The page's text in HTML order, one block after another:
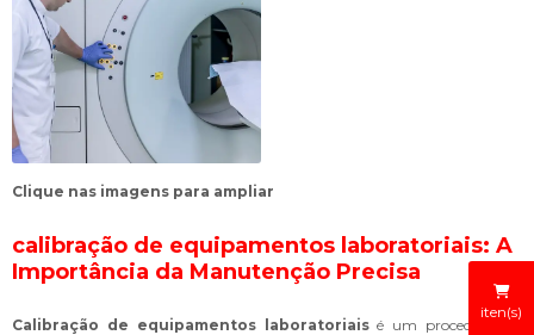
iten(s)
Clique nas imagens para ampliar
calibração de equipamentos laboratoriais: A
Importância da Manutenção Precisa
Calibração de equipamentos laboratoriaisé um procedimento